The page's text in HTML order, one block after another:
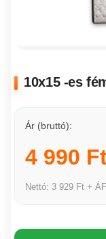
10x15 -es
Ár (bruttó):
4 990
Nettó: 3 929 Ft +